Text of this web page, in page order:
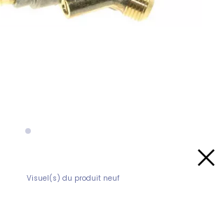
Visuel(s) du produit neuf